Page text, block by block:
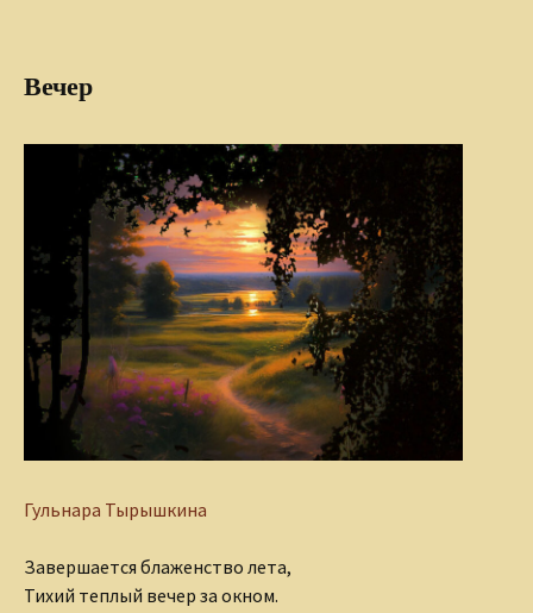
Вечер
Гульнара Тырышкина
Завершается блаженство лета,
Тихий теплый вечер за окном.